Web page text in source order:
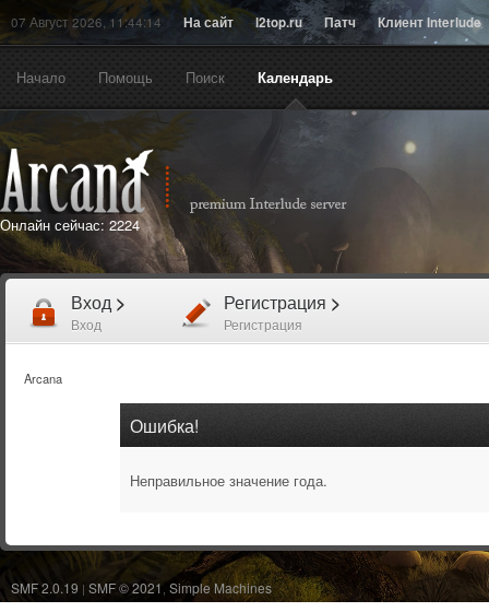
07 Август 2026, 11:44:14 На сайт l2top.ru Патч Клиент Interlude
Начало Помощь Поиск Календарь
Онлайн сейчас: 2224
Вход >
Вход
Регистрация >
Регистрация
Arcana
Ошибка!
Неправильное значение года.
SMF 2.0.19 | SMF © 2021 Simple Machines